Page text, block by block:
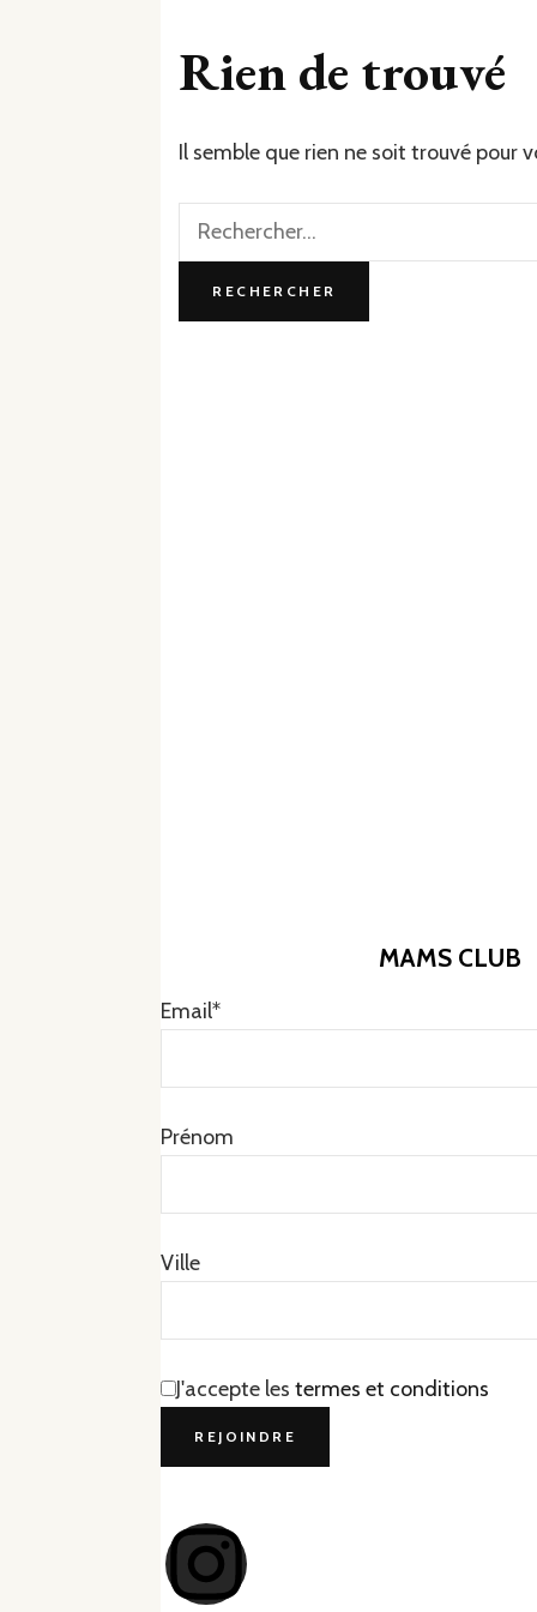
Rien de trouvé
Il semble que rien ne soit trouvé pour
MAMS CLUB
Email*
Prénom
Ville
J'accepte lestermes et conditions